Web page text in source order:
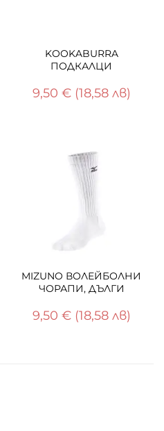
KOOKABURRA
ПОДКАЛЦИ
9,50 € (18,58 лв)
MIZUNO ВОЛЕЙБОЛНИ
ЧОРАПИ, ДЪЛГИ
9,50 € (18,58 лв)